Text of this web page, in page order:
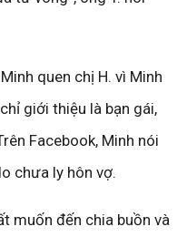
quen chị H. vì Minh
giới thiệu là bạn gái,
Facebook, Minh nói
chưa ly hôn vợ.
muốn đến chia buồn và